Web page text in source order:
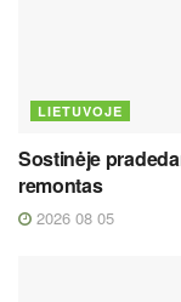
LIETUVOJE
Sostinėje
remontas
2026 08 05